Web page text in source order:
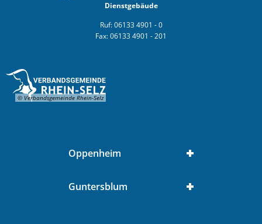
Dienstgebäude
Ruf: 06133 4901 - 0
Fax: 06133 4901 - 201
© Verbandsgemeinde Rhein-Selz
Oppenheim
Guntersblum